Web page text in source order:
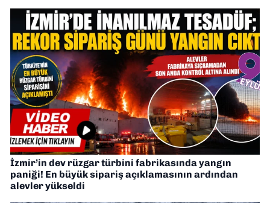
İzmir’in dev rüzgar türbini fabrikasında yangın
paniği! En büyük sipariş açıklamasının ardından
alevler yükseldi